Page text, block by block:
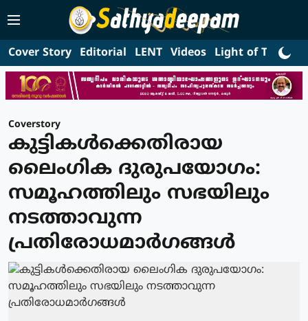
Cover Story Editorial LENT Videos Light of Truth
Coverstory
കുട്ടികള്‍ക്കെതിരായ
ലൈംഗിക ദുരുപയോഗം:
സമൂഹത്തിലും സഭയിലും
നടത്താവുന്ന
പ്രതിരോധമാര്‍ഗങ്ങള്‍